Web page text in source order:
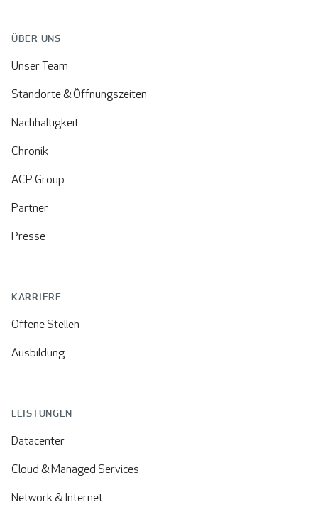
ÜBER UNS
Unser Team
Standorte & Öffnungszeiten
Nachhaltigkeit
Chronik
ACP Group
Partner
Presse
KARRIERE
Offene Stellen
Ausbildung
LEISTUNGEN
Datacenter
Cloud & Managed Services
Network & Internet